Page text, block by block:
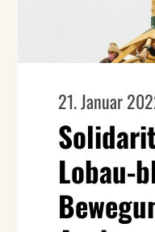
21. Januar
Lobau-